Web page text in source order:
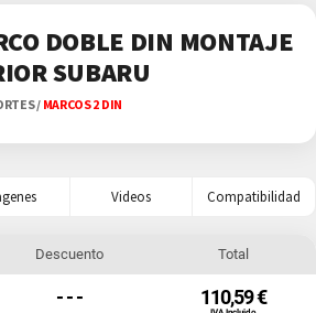
DOBLE DIN MONTAJE
SUBARU
/ MARCOS 2 DIN
Videos Compatibilidad
Descuento
- - -
Total
110,59 €